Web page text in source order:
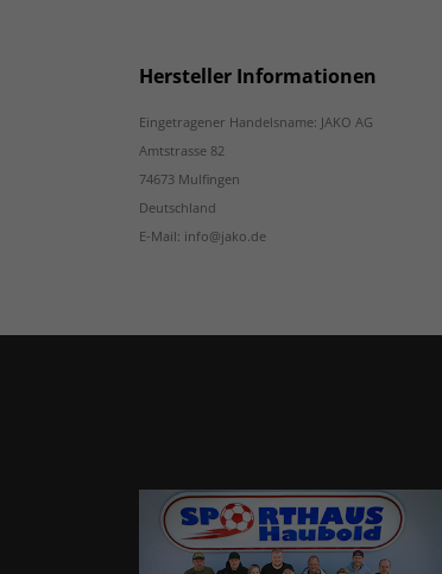
Hersteller Informationen
Eingetragener Handelsname: JAKO AG
Amtstrasse 82
74673 Mulfingen
Deutschland
E-Mail: info@jako.de